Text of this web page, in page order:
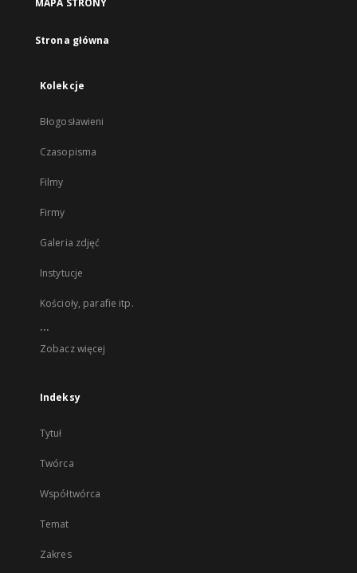
MAPA STRONY
Strona główna
Kolekcje
Błogosławieni
Czasopisma
Filmy
Firmy
Galeria zdjęć
Instytucje
Kościoły, parafie itp.
...
Zobacz więcej
Indeksy
Tytuł
Twórca
Współtwórca
Temat
Zakres